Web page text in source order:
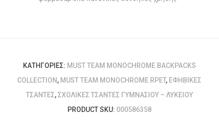
ΚΑΤΗΓΟΡΊΕΣ: MUST TEAM MONOCHROME BACKPACKS
COLLECTION, MUST TEAM MONOCHROME RPET, ΕΦΗΒΙΚΈΣ
ΤΣΆΝΤΕΣ,ΣΧΟΛΙΚΈΣ ΤΣΆΝΤΕΣ ΓΥΜΝΑΣΊΟΥ – ΛΥΚΕΊΟΥ
PRODUCT SKU: 000586358